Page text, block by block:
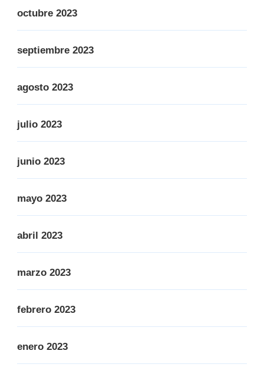
octubre 2023
septiembre 2023
agosto 2023
julio 2023
junio 2023
mayo 2023
abril 2023
marzo 2023
febrero 2023
enero 2023